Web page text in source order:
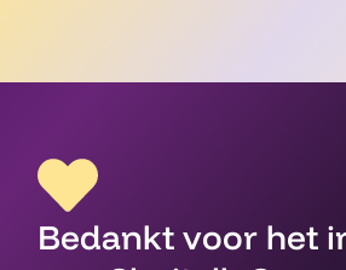
Bedankt voor het